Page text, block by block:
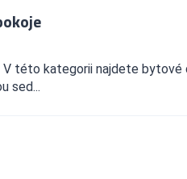
V této kategorii najdete bytové
sed...